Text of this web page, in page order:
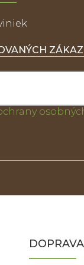
DOPRAVA